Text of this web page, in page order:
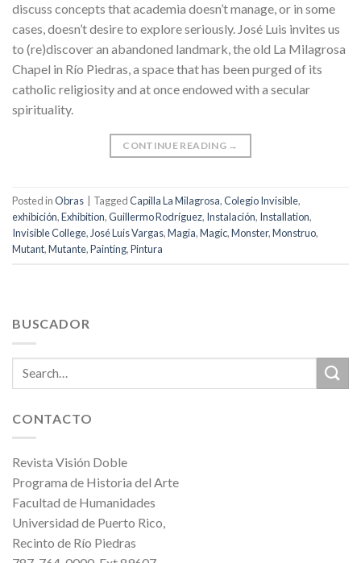
discuss concepts that academia doesn’t manage, or in some
cases, doesn’t desire to explore seriously. José Luis invites us
to (re)discover an abandoned landmark, the old La Milagrosa
Chapel in Río Piedras, a space that has been purged of its
catholic religiosity and at once endowed with a secular
spirituality.
CONTINUE READING →
Posted inObras TaggedCapilla La Milagrosa,Colegio Invisible,
exhibición,Exhibition,Guillermo Rodríguez, Instalación, Installation,
Invisible College,José Luis Vargas,Magia,Magic,Monster,Monstruo,
Mutant,Mutante,Painting,Pintura
BUSCADOR
CONTACTO
Revista Visión Doble
Programa de Historia del Arte
Facultad de Humanidades
Universidad de Puerto Rico,
Recinto de Río Piedras